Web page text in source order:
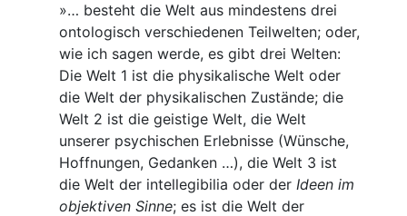
»… besteht die Welt aus mindestens drei
ontologisch verschiedenen Teilwelten; oder,
wie ich sagen werde, es gibt drei Welten:
Die Welt 1 ist die physikalische Welt oder
die Welt der physikalischen Zustände; die
Welt 2 ist die geistige Welt, die Welt
unserer psychischen Erlebnisse (Wünsche,
Hoffnungen, Gedanken …), die Welt 3 ist
die Welt der intellegibilia oder der Ideen im
objektiven Sinne; es ist die Welt der